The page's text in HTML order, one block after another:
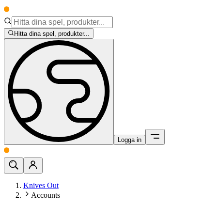
Hitta dina spel, produkter...
Logga in
Knives Out
Accounts